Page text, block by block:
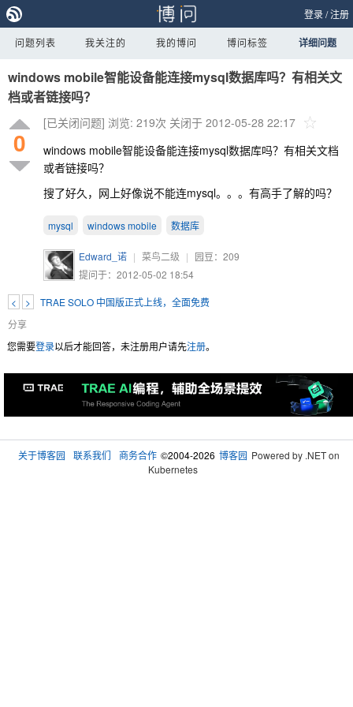
登录/注册
问题列表 我关注的 我的博问 博问标签 详细问题
windows mobile智能设备能连接mysql数据库吗？有相关文
档或者链接吗？
0
[已关闭问题] 浏览: 219次 关闭于 2012-05-28 22:17
windows mobile智能设备能连接mysql数据库吗？有相关文档
或者链接吗？
搜了好久，网上好像说不能连mysql。。。有高手了解的吗？
mysql windows mobile 数据库
Edward_诺 | 菜鸟二级 | 园豆： 209
提问于：2012-05-02 18:54
< >
TRAE SOLO 中国版正式上线，全面免费
分享
您需要登录以后才能回答，未注册用户请先注册。
关于博客园 联系我们 商务合作 ©2004-2026 博客园 Powered by .NET on
Kubernetes